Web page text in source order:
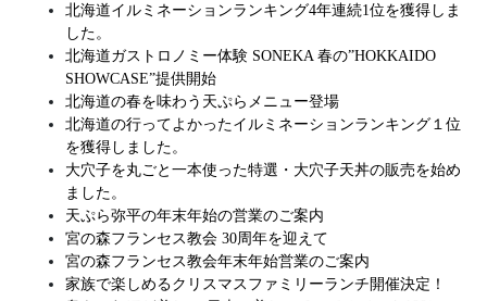
北海道イルミネーションランキング4年連続1位を獲得しま
した。
北海道ガストロノミー体験 SONEKA 春の”HOKKAIDO
SHOWCASE”提供開始
北海道の春を味わう天ぷらメニュー登場
北海道の行ってよかったイルミネーションランキング１位
を獲得しました。
大穴子を丸ごと一本使った特選・大穴子天丼の販売を始め
ました。
天ぷら弥平の年末年始の営業のご案内
宮の森フランセス教会 30周年を迎えて
宮の森フランセス教会年末年始営業のご案内
家族で楽しめるクリスマスファミリーランチ開催決定！